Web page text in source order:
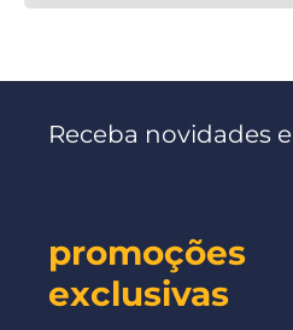
Receba novidades e
promoções
exclusivas